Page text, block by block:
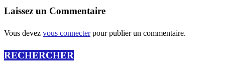
Laissez un Commentaire
Vous devez vous connecterpour publier un commentaire.
RECHERCHER